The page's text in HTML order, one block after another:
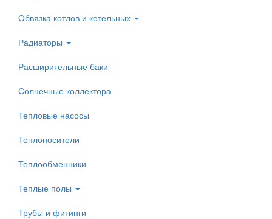
Обвязка котлов и котельных
Радиаторы
Расширительные баки
Солнечные коллектора
Тепловые насосы
Теплоносители
Теплообменники
Теплые полы
Трубы и фитинги